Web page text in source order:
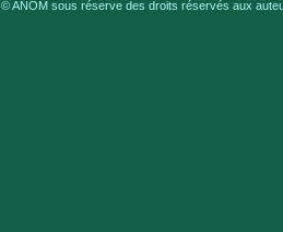
© ANOM sous réserve des droits réservés aux